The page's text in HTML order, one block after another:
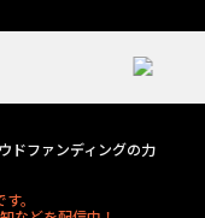
ドファンディングの力
。